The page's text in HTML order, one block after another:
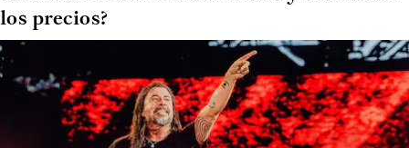
los precios?